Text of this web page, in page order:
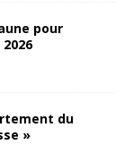
pour
du
»